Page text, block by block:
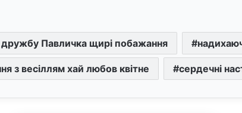
дружбу Павличка щирі побажання
з весіллям хай любов квітне сердечні